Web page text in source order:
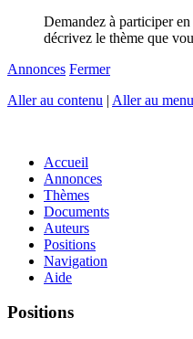
Demandez à participer
décrivez le thème que
Annonces Fermer
Aller au contenu | Aller au menu
Accueil
Annonces
Thèmes
Documents
Auteurs
Positions
Navigation
Aide
Positions